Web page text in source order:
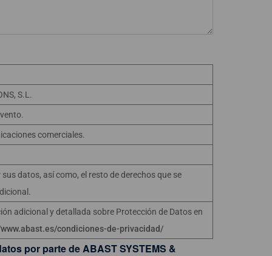
S.L.
comerciales.
datos, así como, el resto de derechos que se
adicional y detallada sobre Protección de Datos en
condiciones-de-privacidad/
por parte de ABAST SYSTEMS &